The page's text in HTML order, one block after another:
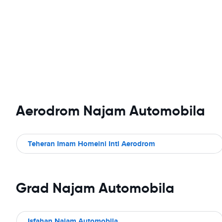
Aerodrom Najam Automobila
Teheran Imam Homeini Intl Aerodrom
Grad Najam Automobila